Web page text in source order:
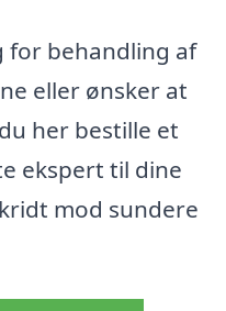
for behandling af
eller ønsker at
her bestille et
ekspert til dine
mod sundere